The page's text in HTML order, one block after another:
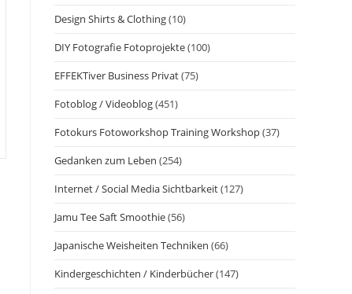
Design Shirts & Clothing(10)
DIY Fotografie Fotoprojekte(100)
EFFEKTiver Business Privat(75)
Fotoblog / Videoblog(451)
Fotokurs Fotoworkshop Training Workshop(37)
Gedanken zum Leben (254)
Internet / Social Media Sichtbarkeit(127)
Jamu Tee Saft Smoothie(56)
Japanische Weisheiten Techniken (66)
Kindergeschichten / Kinderbücher(147)